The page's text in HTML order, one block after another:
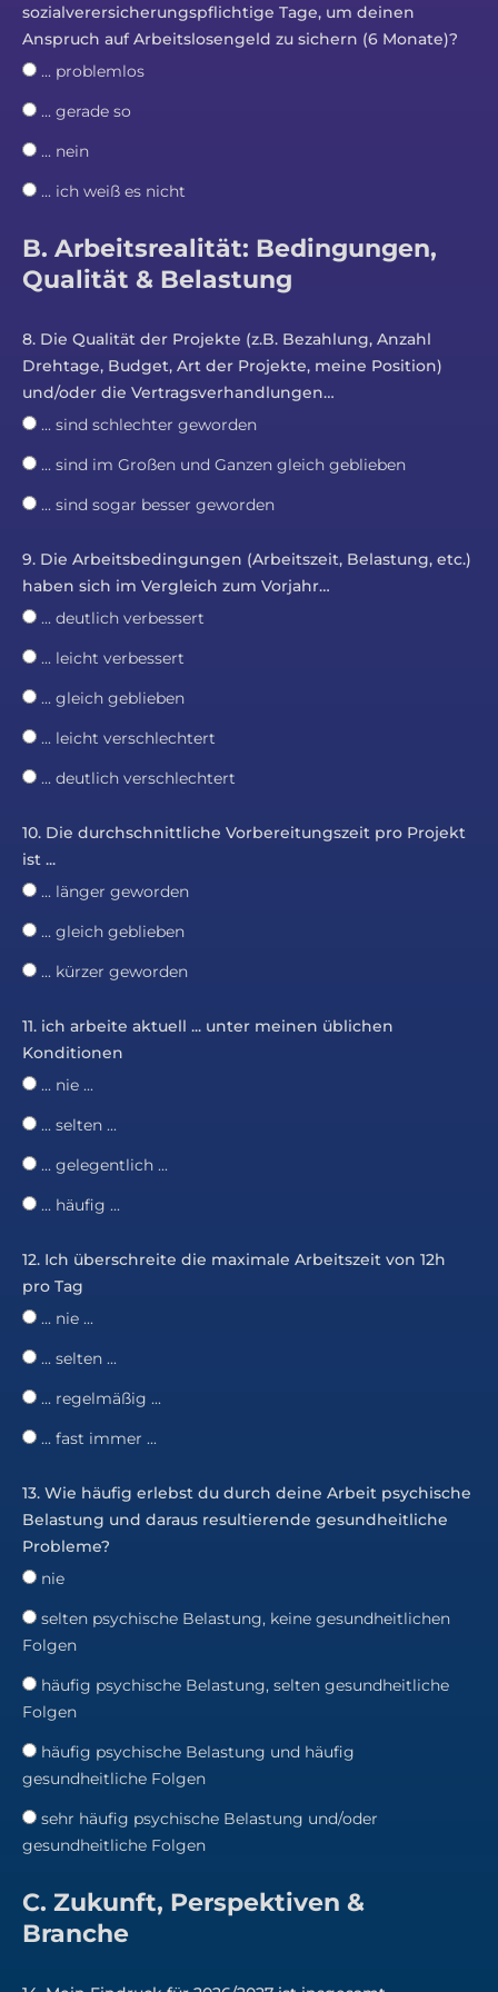
sozialverersicherungspflichtige Tage, um deinen
Anspruch auf Arbeitslosengeld zu sichern (6 Monate)?
... problemlos
... gerade so
... nein
... ich weiß es nicht
B. Arbeitsrealität: Bedingungen,
Qualität & Belastung
8. Die Qualität der Projekte (z.B. Bezahlung, Anzahl
Drehtage, Budget, Art der Projekte, meine Position)
und/oder die Vertragsverhandlungen…
... sind schlechter geworden
... sind im Großen und Ganzen gleich geblieben
... sind sogar besser geworden
9. Die Arbeitsbedingungen (Arbeitszeit, Belastung, etc.)
haben sich im Vergleich zum Vorjahr…
... deutlich verbessert
... leicht verbessert
... gleich geblieben
... leicht verschlechtert
... deutlich verschlechtert
10. Die durchschnittliche Vorbereitungszeit pro Projekt
ist ...
... länger geworden
... gleich geblieben
... kürzer geworden
11. ich arbeite aktuell ... unter meinen üblichen
Konditionen
... nie ...
... selten ...
... gelegentlich ...
... häufig ...
12. Ich überschreite die maximale Arbeitszeit von 12h
pro Tag
... nie ...
... selten ...
... regelmäßig ...
... fast immer ...
13. Wie häufig erlebst du durch deine Arbeit psychische
Belastung und daraus resultierende gesundheitliche
Probleme?
nie
selten psychische Belastung, keine gesundheitlichen
Folgen
häufig psychische Belastung, selten gesundheitliche
Folgen
häufig psychische Belastung und häufig
gesundheitliche Folgen
sehr häufig psychische Belastung und/oder
gesundheitliche Folgen
C. Zukunft, Perspektiven &
Branche